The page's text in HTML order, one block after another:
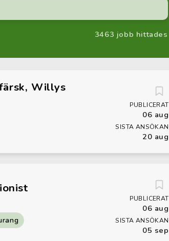
3463 jobb hittades
Willys
PUBLICERAT
06 aug
SISTA ANSÖKAN
20 aug
PUBLICERAT
06 aug
SISTA ANSÖKAN
05 sep